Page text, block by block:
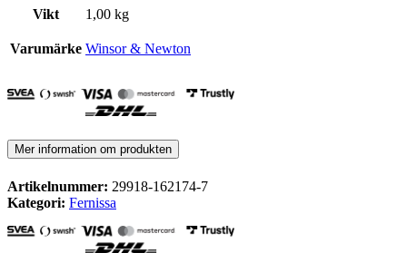
Vikt 1,00 kg
Varumärke Winsor & Newton
Mer information om produkten
Artikelnummer: 29918-162174-7
Kategori: Fernissa